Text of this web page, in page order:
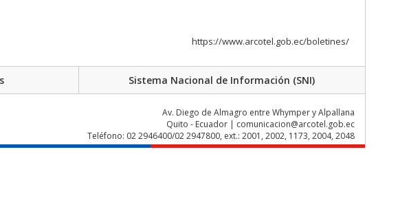
https://www.arcotel.gob.ec/boletines/
Sistema Nacional de Información (SNI)
Av. Diego de Almagro entre Whymper y Alpallana
Quito - Ecuador | comunicacion@arcotel.gob.ec
Teléfono: 02 2946400/02 2947800, ext.: 2001, 2002, 1173, 2004, 2048